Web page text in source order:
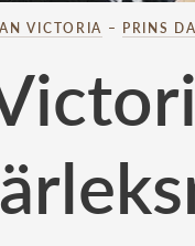
VICTORIA – PRINS